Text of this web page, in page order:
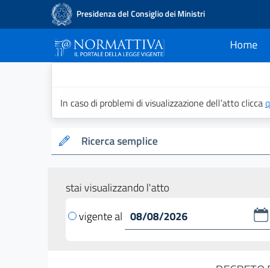
Presidenza del Consiglio dei Ministri
Home
current
In caso di problemi di visualizzazione dell’atto clicca
Ricerca semplice
stai visualizzando l'atto
vigente al